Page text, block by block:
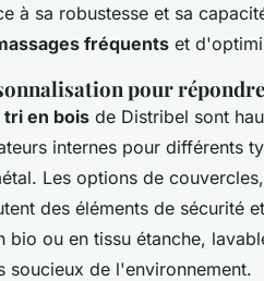
à sa robustesse et sa
fréquents et
pour
tri en bois de Distribel sont
internes pour différents
Les options de
des éléments de sécurité
bio ou en tissu étanche,
soucieux de l'environnement.